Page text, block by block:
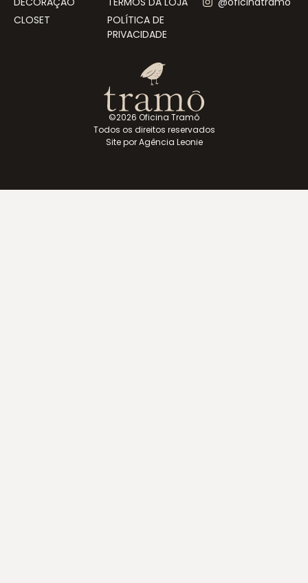
CLOSET
POLÍTICA DE
PRIVACIDADE
©2026 Oficina Tramô
Todos os direitos reservados
Site por Agência Leonie